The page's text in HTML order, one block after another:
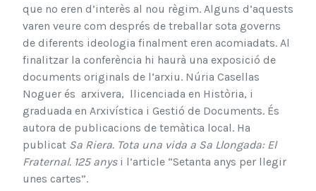
que no eren d’interès al nou règim. Alguns d’aquests
varen veure com després de treballar sota governs
de diferents ideologia finalment eren acomiadats. Al
finalitzar la conferència hi haurà una exposició de
documents originals de l’arxiu. Núria Casellas
Noguer és arxivera, llicenciada en Història, i
graduada en Arxivística i Gestió de Documents. És
autora de publicacions de temàtica local. Ha
publicat Sa Riera. Tota una vida a Sa Llongada: El
Fraternal. 125 anysi l’article “Setanta anys per llegir
unes cartes”.